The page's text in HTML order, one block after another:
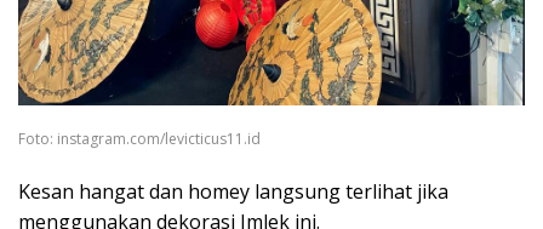
Foto: instagram.com/levicticus11.id
Kesan hangat dan homey langsung terlihat jika
menggunakan dekorasi Imlek ini.